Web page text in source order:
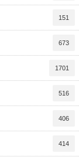
151
673
1701
516
406
414